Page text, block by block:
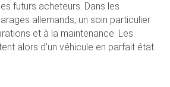
futurs acheteurs. Dans les
allemands, un soin particulier
et à la maintenance. Les
alors d’un véhicule en parfait état.